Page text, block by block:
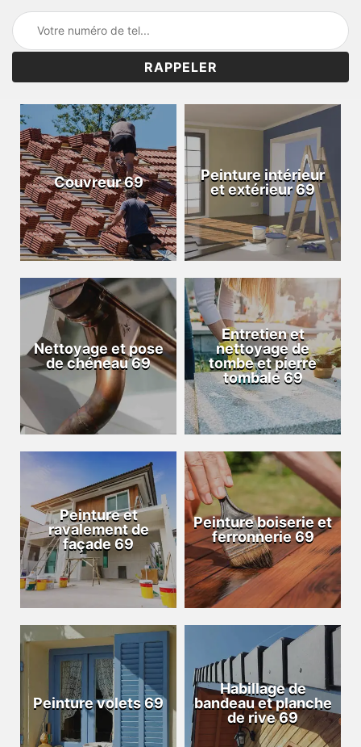
Couvreur 69
Peinture intérieur
et extérieur 69
Nettoyage et pose
de chéneau 69
Entretien et
nettoyage de
tombe et pierre
tombale 69
Peinture et
ravalement de
façade 69
Peinture boiserie et
ferronnerie 69
Peinture volets 69
Habillage de
bandeau et planche
de rive 69